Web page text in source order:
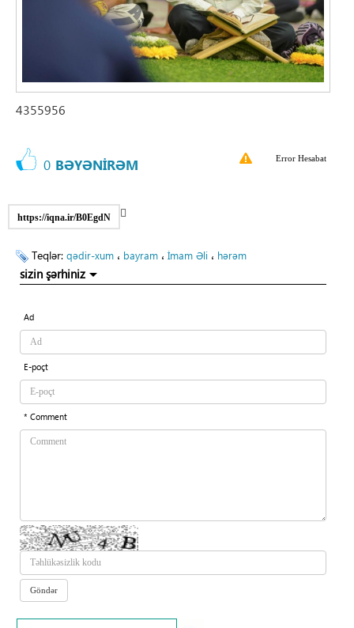
4355956
0 BƏYƏNİRƏM Error Hesabat
https://iqna.ir/B0EgdN
Teqlər: qədir-xum ، bayram ، İmam Əli ، hərəm
sizin şərhiniz
Ad
E-poçt
* Comment